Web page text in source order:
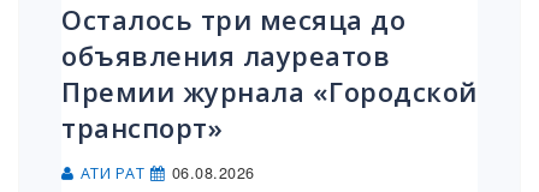
Осталось три месяца до
объявления лауреатов
Премии журнала «Городской
транспорт»
АТИ РАТ 06.08.2026